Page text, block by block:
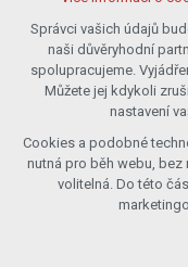
analytická pro
vyhodnocení
marketingová
Více informací o
Přijmout
Správci vašich údajů
naši důvěryhodní
spolupracujeme.
Můžete jej kdykoli
nastavení
Cookies a podobné
nutná pro běh webu, bez
volitelná. Do této